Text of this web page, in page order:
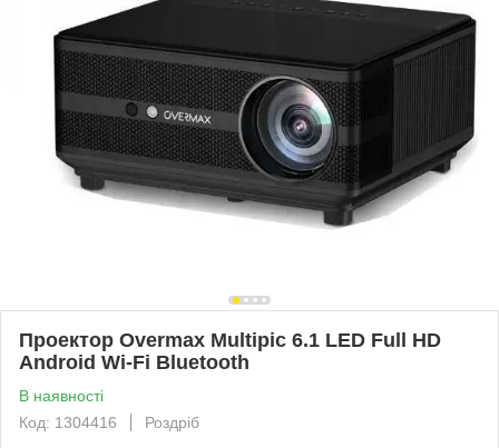
Проектор Overmax Multipic 6.1 LED Full HD
Android Wi-Fi Bluetooth
В наявності
Код: 1304416
Роздріб